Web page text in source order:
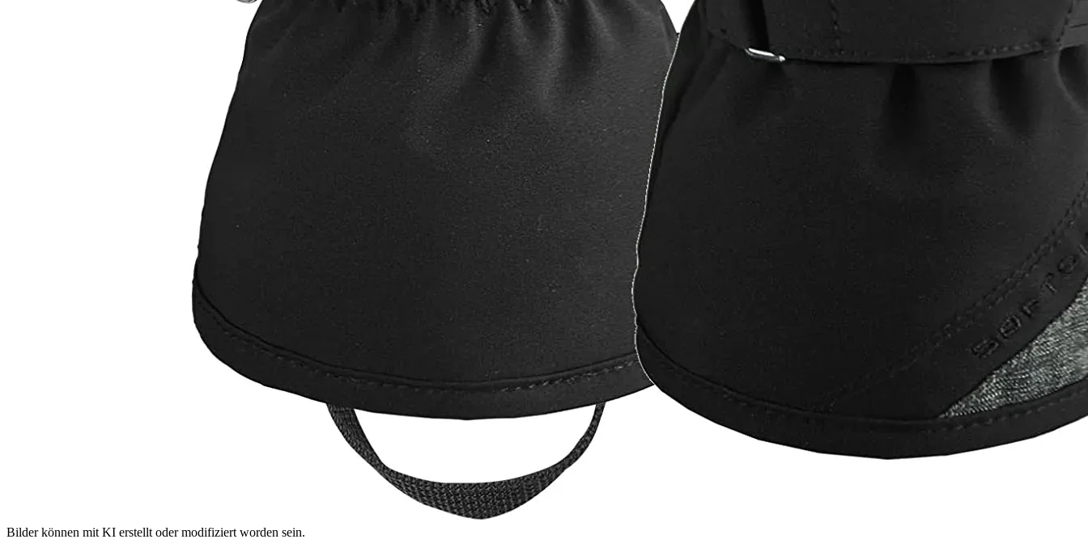
Bilder können mit KI erstellt oder modifiziert worden sein.